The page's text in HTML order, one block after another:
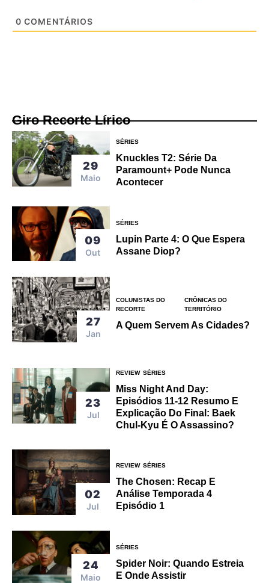
0 COMENTÁRIOS
Giro Recorte Lírico
29
Maio
SÉRIES
Knuckles T2: Série Da
Paramount+ Pode Nunca
Acontecer
09
Out
SÉRIES
Lupin Parte 4: O Que Espera
Assane Diop?
27
Jan
COLUNISTAS DO
RECORTE
CRÔNICAS DO
TERRITÓRIO
A Quem Servem As Cidades?
23
Jul
REVIEW SÉRIES
Miss Night And Day:
Episódios 11-12 Resumo E
Explicação Do Final: Baek
Chul-Kyu É O Assassino?
02
Jul
REVIEW SÉRIES
The Chosen: Recap E
Análise Temporada 4
Episódio 1
24
Maio
SÉRIES
Spider Noir: Quando Estreia
E Onde Assistir